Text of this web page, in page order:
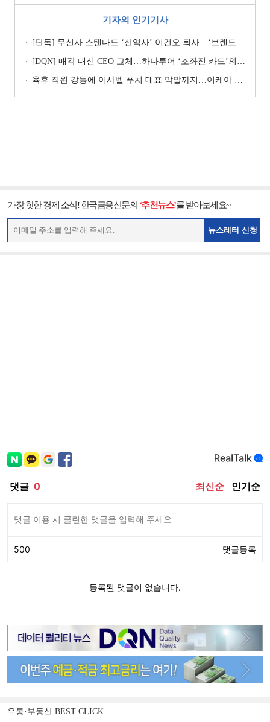
기자의 인기기사
[단독] 무신사 스탠다드 ‘산역사’ 이건오 퇴사…‘브랜드 정체성’ 전환점 맞나
[DQN] 매각 대신 CEO 교체…하나투어 ‘조좌진 카드’의 속내 [Z-스코어 기업가치 바로보기]
육휴 직원 강등에 이사벨 푸치 대표 막말까지…이케아 코리아“사실과 달라”
가장 핫한 경제 소식! 한국금융신문의 ‘추천뉴스’를 받아보세요~
뉴스레터 신청
유통·부동산 BEST CLICK